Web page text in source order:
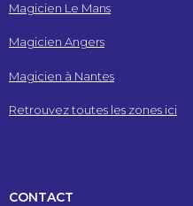
Magicien Le Mans
Magicien Angers
Magicien à Nantes
Retrouvez toutes les zones ici
CONTACT